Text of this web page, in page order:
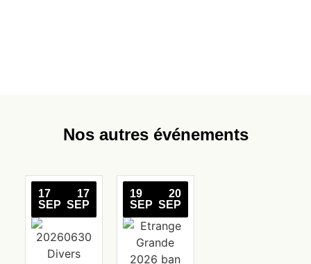
Nos autres événements
17
SEP
17
SEP
19
SEP
20
SEP